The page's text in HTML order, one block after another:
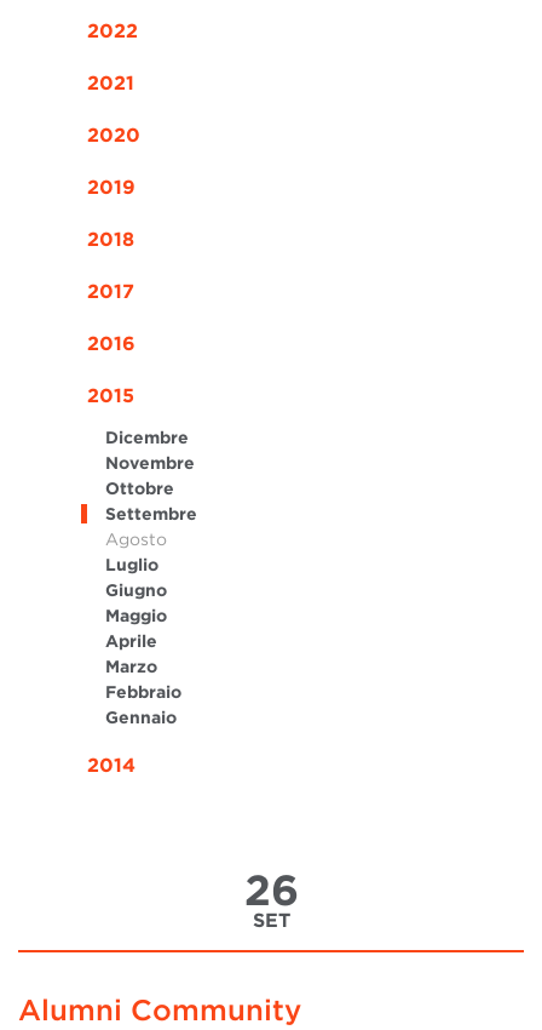
2022
2021
2020
2019
2018
2017
2016
2015
Dicembre
Novembre
Ottobre
Settembre
Agosto
Luglio
Giugno
Maggio
Aprile
Marzo
Febbraio
Gennaio
2014
26
SET
Alumni Community